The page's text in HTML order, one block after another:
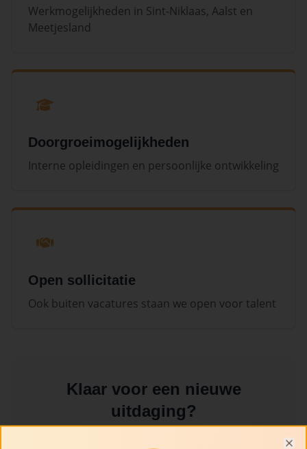
Werkmogelijkheden in Sint-Niklaas, Aalst en
Meetjesland
Doorgroeimogelijkheden
Interne opleidingen en persoonlijke ontwikkeling
Open sollicitatie
Ook buiten vacatures staan we open voor talent
Klaar voor een nieuwe
uitdaging?